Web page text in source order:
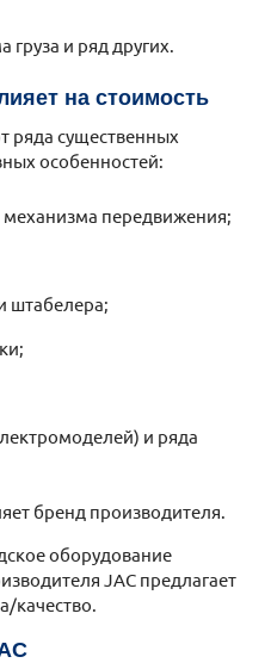
груза и ряд других.
на стоимость
ряда существенных
особенностей:
механизма передвижения;
штабелера;
и ряда
бренд производителя.
оборудование
JAC предлагает
качество.